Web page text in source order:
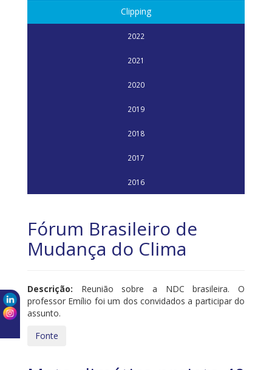
Clipping
2022
2021
2020
2019
2018
2017
2016
Fórum Brasileiro de
Mudança do Clima
Descrição: Reunião sobre a NDC brasileira. O
professor Emílio foi um dos convidados a participar do
assunto.
Fonte